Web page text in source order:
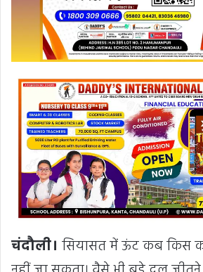
चंदौली। सियासत में ऊंट कब किस